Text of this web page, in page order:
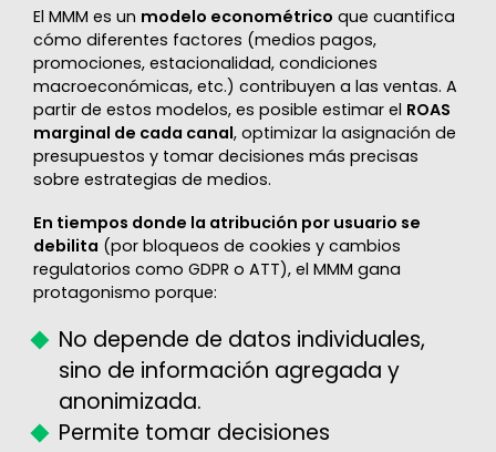
El MMM es un modelo econométrico que cuantifica
cómo diferentes factores (medios pagos,
promociones, estacionalidad, condiciones
macroeconómicas, etc.) contribuyen a las ventas. A
partir de estos modelos, es posible estimar el ROAS
marginal de cada canal, optimizar la asignación de
presupuestos y tomar decisiones más precisas
sobre estrategias de medios.
En tiempos donde la atribución por usuario se
debilita (por bloqueos de cookies y cambios
regulatorios como GDPR o ATT), el MMM gana
protagonismo porque:
No depende de datos individuales,
sino de información agregada y
anonimizada.
Permite tomar decisiones